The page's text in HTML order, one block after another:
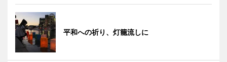
平和への祈り、灯籠流しに